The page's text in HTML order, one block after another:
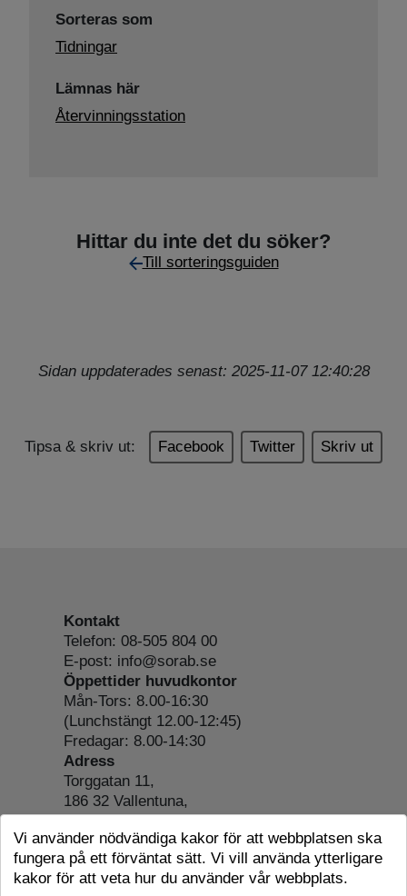
Sorteras som
Tidningar
Lämnas här
Återvinningsstation
Hittar du inte det du söker?
Till sorteringsguiden
Sidan uppdaterades senast: 2025-11-07 12:40:28
Tipsa & skriv ut: Facebook Twitter Skriv ut
Kontakt
Telefon: 08-505 804 00
E-post: info@sorab.se
Öppettider huvudkontor
Mån-Tors: 8.00-16:30
(Lunchstängt 12.00-12:45)
Fredagar: 8.00-14:30
Adress
Torggatan 11,
186 32 Vallentuna,
Org.nr: 556197-4022
Om webbplatsen
Tillgänglighetsredogörelse
Cookie-information
Vi använder nödvändiga kakor för att webbplatsen ska
fungera på ett förväntat sätt. Vi vill använda ytterligare
kakor för att veta hur du använder vår webbplats.